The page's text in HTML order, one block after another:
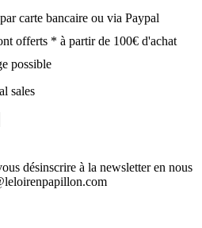
carte bancaire ou via Paypal
offerts * à partir de 100€ d'achat
possible
sales
désinscrire à la newsletter en nous